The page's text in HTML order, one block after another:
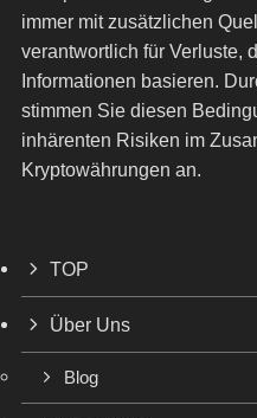
immer mit zusätzlichen
verantwortlich für Verluste,
Informationen basieren.
stimmen Sie diesen
inhärenten Risiken im
Kryptowährungen an.
TOP
Über Uns
Blog